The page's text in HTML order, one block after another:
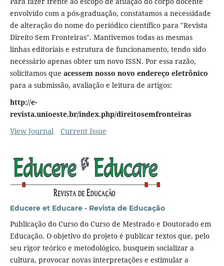
envolvido com a pós-graduação, constatamos a necessidade
de alteração do nome do periódico científico para "Revista
Direito Sem Fronteiras". Mantivemos todas as mesmas
linhas editoriais e estrutura de funcionamento, tendo sido
necessário apenas obter um novo ISSN. Por essa razão,
solicitamos que acessem nosso novo endereço eletrônico
para a submissão, avaliação e leitura de artigos:
http://e-
revista.unioeste.br/index.php/direitosemfronteiras
View Journal
Current Issue
Educere et Educare - Revista de Educação
Publicação do Curso do Curso de Mestrado e Doutorado em
Educação. O objetivo do projeto é publicar textos que, pelo
seu rigor teórico e metodológico, busquem socializar a
cultura, provocar novas interpretações e estimular a